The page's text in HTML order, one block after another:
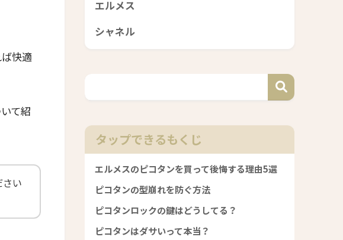
快適
て紹
い
エルメス
シャネル
タップできるもくじ
エルメスのピコタンを買って後悔する理由5選
ピコタンの型崩れを防ぐ方法
ピコタンロックの鍵はどうしてる？
ピコタンはダサいって本当？